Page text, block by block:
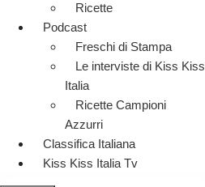
Ricette
Podcast
Freschi di Stampa
Le interviste di Kiss Kiss
Italia
Ricette Campioni
Azzurri
Classifica Italiana
Kiss Kiss Italia Tv